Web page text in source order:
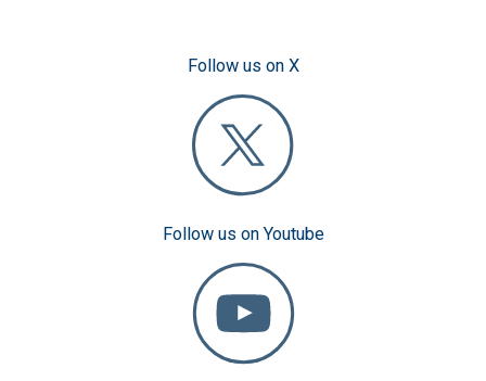
Follow us on X
Follow us on Youtube